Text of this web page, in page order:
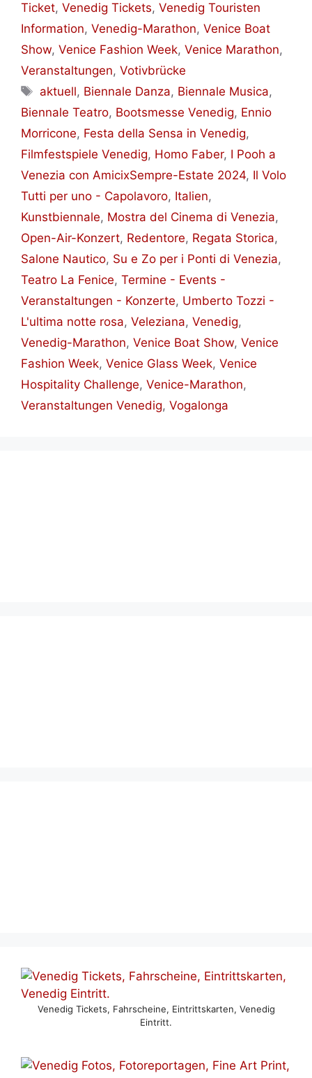
Ticket, Venedig Tickets, Venedig Touristen
Information, Venedig-Marathon, Venice Boat
Show, Venice Fashion Week, Venice Marathon,
Veranstaltungen, Votivbrücke
Schlagwörter
aktuell, Biennale Danza, Biennale Musica,
Biennale Teatro, Bootsmesse Venedig, Ennio
Morricone, Festa della Sensa in Venedig,
Filmfestspiele Venedig, Homo Faber, I Pooh a
Venezia con AmicixSempre-Estate 2024, Il Volo
Tutti per uno - Capolavoro, Italien,
Kunstbiennale, Mostra del Cinema di Venezia,
Open-Air-Konzert, Redentore, Regata Storica,
Salone Nautico, Su e Zo per i Ponti di Venezia,
Teatro La Fenice, Termine - Events -
Veranstaltungen - Konzerte, Umberto Tozzi -
L'ultima notte rosa, Veleziana, Venedig,
Venedig-Marathon, Venice Boat Show, Venice
Fashion Week, Venice Glass Week, Venice
Hospitality Challenge, Venice-Marathon,
Veranstaltungen Venedig, Vogalonga
Venedig Tickets, Fahrscheine, Eintrittskarten, Venedig
Eintritt.